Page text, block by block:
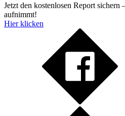
Jetzt den kostenlosen Report
aufnimmt!
Hier klicken